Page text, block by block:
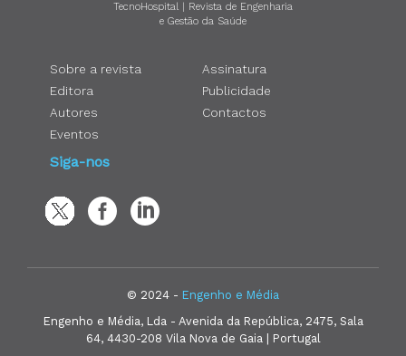
TecnoHospital | Revista de Engenharia
e Gestão da Saúde
Sobre a revista
Editora
Autores
Eventos
Assinatura
Publicidade
Contactos
Siga-nos
© 2024 - Engenho e Média
Engenho e Média, Lda - Avenida da República, 2475, Sala
64, 4430-208 Vila Nova de Gaia | Portugal